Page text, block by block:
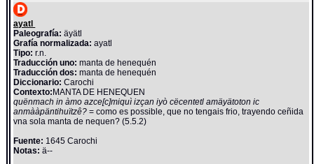
ayatl
Paleografía: äyätl
Grafía normalizada: ayatl
Tipo: r.n.
Traducción uno: manta de henequén
Traducción dos: manta de henequén
Diccionario:Carochi
Contexto: MANTA DE HENEQUEN
quënmach in àmo azce[c]miquì izçan iyò cëcentetl amäyätoton ic
anmààpäntihuïtzê?= como es possible, que no tengais frio, trayendo ceñida
vna sola manta de nequen? (5.5.2)
Fuente: 1645 Carochi
Notas: ä--